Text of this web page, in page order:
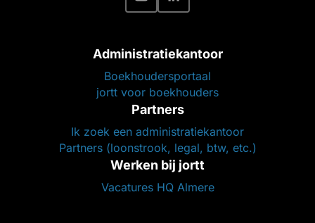
Administratiekantoor
Boekhoudersportaal
jortt voor boekhouders
Partners
Ik zoek een administratiekantoor
Partners (loonstrook, legal, btw, etc.)
Werken bij jortt
Vacatures HQ Almere